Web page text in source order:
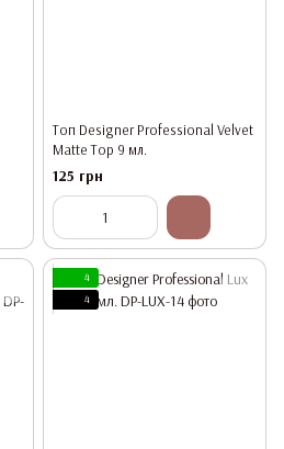
Топ Designer Professional Velvet
Matte Top 9 мл.
125 грн
4
4